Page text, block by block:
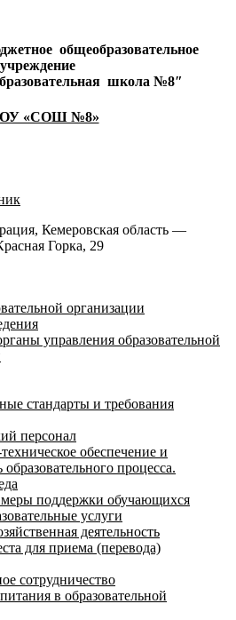
общеобразовательное
учреждение
школа №8″
«СОШ №8»
Кемеровская область —
Горка, 29
организации
управления образовательной
стандарты и требования
персонал
обеспечение и
процесса.
поддержки обучающихся
услуги
деятельность
для приема (перевода)
сотрудничество
в образовательной